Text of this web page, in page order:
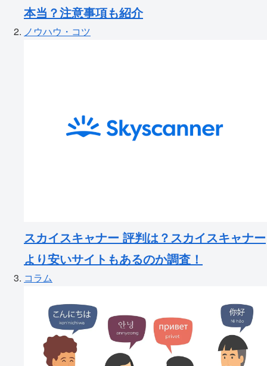
本当？注意事項も紹介
ノウハウ・コツ
スカイスキャナー 評判は？スカイスキャナー
より安いサイトもあるのか調査！
コラム